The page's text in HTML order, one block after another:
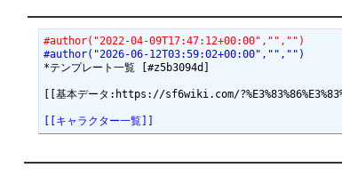
#author("2022-04-09T17:47:12+00:00","","")
#author("2026-06-12T03:59:02+00:00","","")
*テンプレート一覧 [#z5b3094d]
[[キャラクター一覧]]